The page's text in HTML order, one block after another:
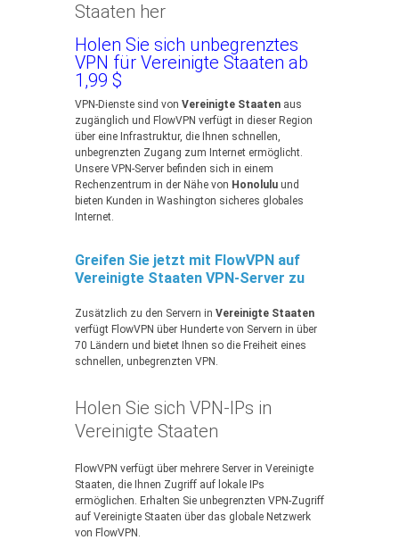
Staaten her
Holen Sie sich unbegrenztes
VPN für Vereinigte Staaten ab
1,99 $
VPN-Dienste sind von Vereinigte Staaten aus
zugänglich und FlowVPN verfügt in dieser Region
über eine Infrastruktur, die Ihnen schnellen,
unbegrenzten Zugang zum Internet ermöglicht.
Unsere VPN-Server befinden sich in einem
Rechenzentrum in der Nähe von Honolulu und
bieten Kunden in Washington sicheres globales
Internet.
Greifen Sie jetzt mit FlowVPN auf
Vereinigte Staaten VPN-Server zu
Zusätzlich zu den Servern in Vereinigte Staaten
verfügt FlowVPN über Hunderte von Servern in über
70 Ländern und bietet Ihnen so die Freiheit eines
schnellen, unbegrenzten VPN.
Holen Sie sich VPN-IPs in
Vereinigte Staaten
FlowVPN verfügt über mehrere Server in Vereinigte
Staaten, die Ihnen Zugriff auf lokale IPs
ermöglichen. Erhalten Sie unbegrenzten VPN-Zugriff
auf Vereinigte Staaten über das globale Netzwerk
von FlowVPN.